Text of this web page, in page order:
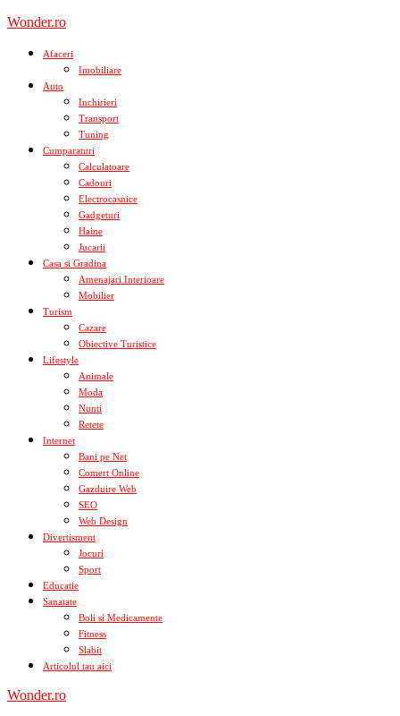
Skip
content
Wonder.ro
Afaceri
Imobiliare
Auto
Inchirieri
Transport
Tuning
Cumparaturi
Calculatoare
Cadouri
Electrocasnice
Gadgeturi
Haine
Jucarii
Casa si Gradina
Amenajari Interioare
Mobilier
Turism
Cazare
Obiective Turistice
Lifestyle
Animale
Moda
Nunti
Retete
Internet
Bani pe Net
Comert Online
Gazduire Web
SEO
Web Design
Divertisment
Jocuri
Sport
Educatie
Sanatate
Boli si Medicamente
Fitness
Slabit
Articolul tau aici
Wonder.ro